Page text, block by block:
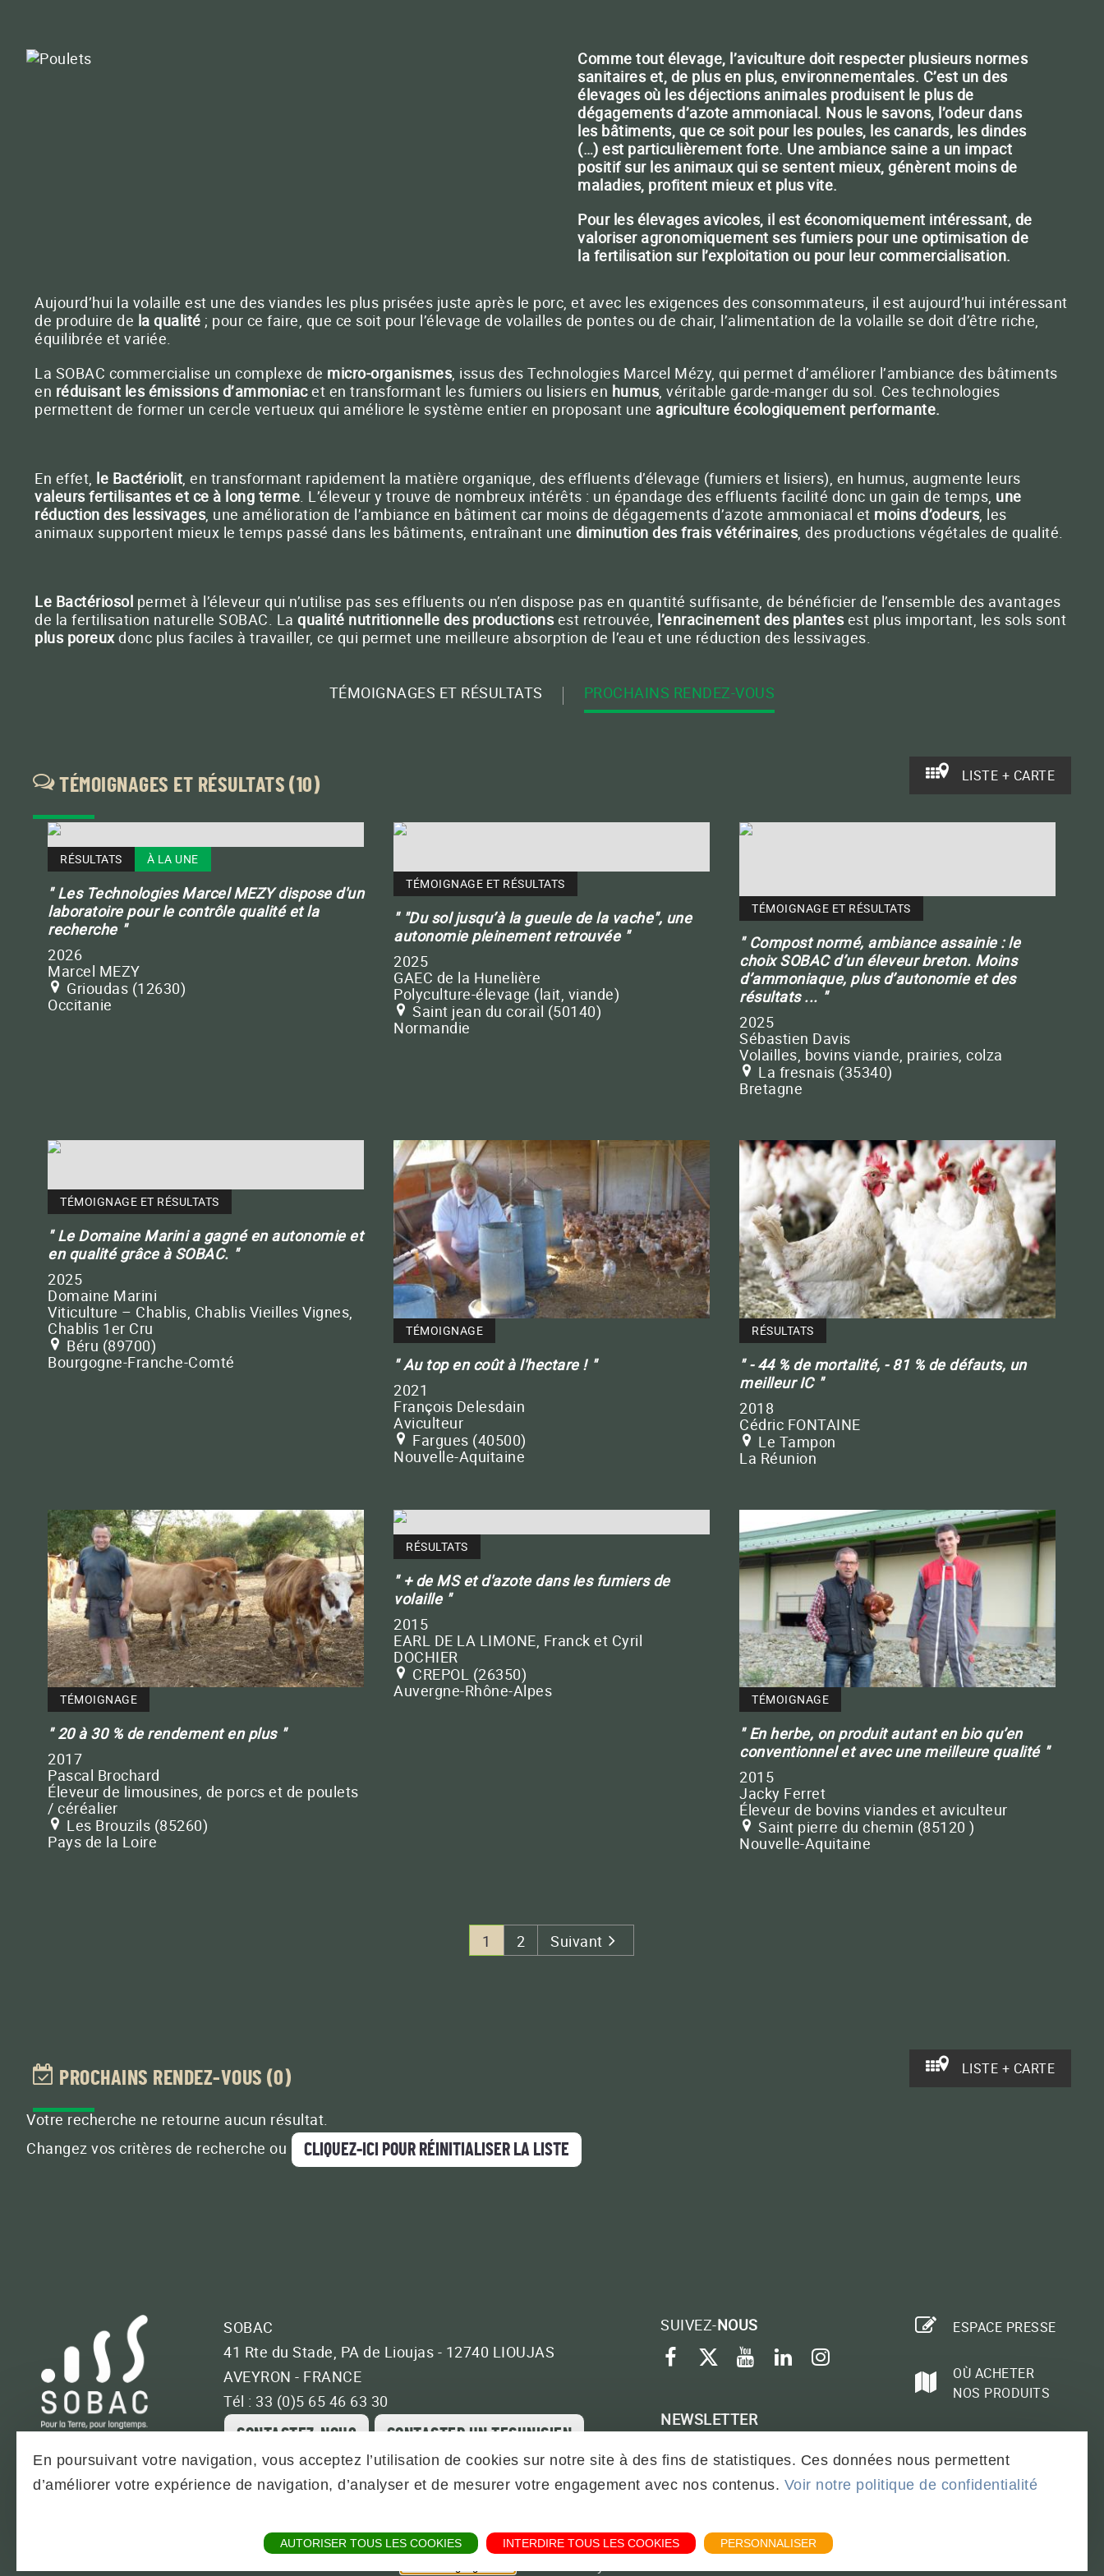
au moment du semis
organique (fumiers, lisiers, digestats…)
Réussir vos plants, plantations et semis
QUATERNA DRIP
Fertilité des sols
Valorisation des effluents
Réussir vos plants
Des réponses pour la santé des sols
Secrets du sol expliqués docteur en microbiologie
Autonomie
PRODUCTIONS
Bovins viande
Céréales
Ovins viande
Pépinières - Plants
Ovins lait
Viticulture
Contactez-nous 33 (0)5 65 46 63 30 Contact E-mail
Développement durable
33 (0)5 65 46 63 30 Contact E-mail
Comme tout élevage, l’aviculture doit respecter plusieurs normes
sanitaires et, de plus en plus, environnementales. C’est un des
élevages où les déjections animales produisent le plus de
dégagements d’azote ammoniacal. Nous le savons, l’odeur dans
les bâtiments, que ce soit pour les poules, les canards, les dindes
(…) est particulièrement forte. Une ambiance saine a un impact
positif sur les animaux qui se sentent mieux, génèrent moins de
maladies, profitent mieux et plus vite.
Pour les élevages avicoles, il est économiquement intéressant, de
valoriser agronomiquement ses fumiers pour une optimisation de
la fertilisation sur l’exploitation ou pour leur commercialisation.
Aujourd’hui la volaille est une des viandes les plus prisées juste après le porc, et avec les exigences des consommateurs, il est aujourd’hui intéressant
de produire de la qualité ; pour ce faire, que ce soit pour l’élevage de volailles de pontes ou de chair, l’alimentation de la volaille se doit d’être riche,
équilibrée et variée.
La SOBAC commercialise un complexe de micro-organismes, issus des Technologies Marcel Mézy, qui permet d’améliorer l’ambiance des bâtiments
en réduisant les émissions d’ammoniacet en transformant les fumiers ou lisiers en humus, véritable garde-manger du sol. Ces technologies
permettent de former un cercle vertueux qui améliore le système entier en proposant une agriculture écologiquement performante.
En effet, le Bactériolit, en transformant rapidement la matière organique, des effluents d’élevage (fumiers et lisiers), en humus, augmente leurs
valeurs fertilisantes et ce à long terme. L’éleveur y trouve de nombreux intérêts : un épandage des effluents facilité donc un gain de temps, une
réduction des lessivages, une amélioration de l’ambiance en bâtiment car moins de dégagements d’azote ammoniacal et moins d’odeurs, les
animaux supportent mieux le temps passé dans les bâtiments, entraînant une diminution des frais vétérinaires, des productions végétales de qualité.
Le Bactériosol permet à l’éleveur qui n’utilise pas ses effluents ou n’en dispose pas en quantité suffisante, de bénéficier de l’ensemble des avantages
de la fertilisation naturelle SOBAC. La qualité nutritionnelle des productions est retrouvée, l’enracinement des plantes est plus important, les sols sont
plus poreuxdonc plus faciles à travailler, ce qui permet une meilleure absorption de l’eau et une réduction des lessivages.
TÉMOIGNAGES ET RÉSULTATS PROCHAINS RENDEZ-VOUS
TÉMOIGNAGES ET RÉSULTATS (10) LISTE + CARTE
RÉSULTATS À LA UNE
Les Technologies Marcel MEZY dispose d'un
laboratoire pour le contrôle qualité et la
recherche
2026
Marcel MEZY
Grioudas (12630)
Occitanie
TÉMOIGNAGE ET RÉSULTATS
"Du sol jusqu’à la gueule de la vache", une
autonomie pleinement retrouvée
2025
GAEC de la Hunelière
Polyculture-élevage (lait, viande)
Saint jean du corail (50140)
Normandie
TÉMOIGNAGE ET RÉSULTATS
Compost normé, ambiance assainie : le
choix SOBAC d’un éleveur breton. Moins
d’ammoniaque, plus d’autonomie et des
résultats ...
2025
Sébastien Davis
Volailles, bovins viande, prairies, colza
La fresnais (35340)
Bretagne
TÉMOIGNAGE ET RÉSULTATS
Le Domaine Marini a gagné en autonomie et
en qualité grâce à SOBAC.
2025
Domaine Marini
Viticulture – Chablis, Chablis Vieilles Vignes,
Chablis 1er Cru
Béru (89700)
Bourgogne-Franche-Comté
TÉMOIGNAGE
Au top en coût à l'hectare !
2021
François Delesdain
Aviculteur
Fargues (40500)
Nouvelle-Aquitaine
RÉSULTATS
- 44 % de mortalité, - 81 % de défauts, un
meilleur IC
2018
Cédric FONTAINE
Le Tampon
La Réunion
TÉMOIGNAGE
20 à 30 % de rendement en plus
2017
Pascal Brochard
Éleveur de limousines, de porcs et de poulets
/ céréalier
Les Brouzils (85260)
Pays de la Loire
RÉSULTATS
+ de MS et d'azote dans les fumiers de
volaille
2015
EARL DE LA LIMONE, Franck et Cyril
DOCHIER
CREPOL (26350)
Auvergne-Rhône-Alpes
TÉMOIGNAGE
En herbe, on produit autant en bio qu’en
conventionnel et avec une meilleure qualité
2015
Jacky Ferret
Éleveur de bovins viandes et aviculteur
Saint pierre du chemin (85120 )
Nouvelle-Aquitaine
1 2 Suivant
PROCHAINS RENDEZ-VOUS (0) LISTE + CARTE
Votre recherche ne retourne aucun résultat.
Changez vos critères de recherche ou
CLIQUEZ-ICI POUR RÉINITIALISER LA LISTE
SOBAC
41 Rte du Stade, PA de Lioujas - 12740 LIOUJAS
AVEYRON - FRANCE
Tél : 33 (0)5 65 46 63 30
CONTACTEZ-NOUS CONTACTER UN TECHNICIEN
SUIVEZ-NOUS
facebooktwitteryoutubelinkedin
NEWSLETTER
ABONNEZ-VOUS
ESPACE PRESSE
OÙ ACHETER
NOS PRODUITS
TÉLÉCHARGEMENTS & BROCHURES PARTENAIRES CONDITIONS GÉNÉRALES MENTIONS LÉGALES - SOBAC POLITIQUE DE CONFIDENTIALITÉ
En poursuivant votre navigation, vous acceptez l’utilisation de cookies sur notre site à des fins de statistiques. Ces données nous permettent
d’améliorer votre expérience de navigation, d’analyser et de mesurer votre engagement avec nos contenus. Voir notre politique de confidentialité
AUTORISER TOUS LES COOKIES INTERDIRE TOUS LES COOKIES PERSONNALISER